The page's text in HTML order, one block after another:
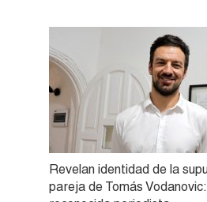
Revelan identidad de la
pareja de Tomás